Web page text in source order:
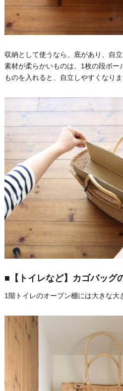
収納として使うなら、底があり、自
素材が柔らかいものは、1枚の段ボー
ものを入れると、自立しやすくなりま
■【トイレなど】カゴバッグ
1階トイレのオープン棚には大きな大